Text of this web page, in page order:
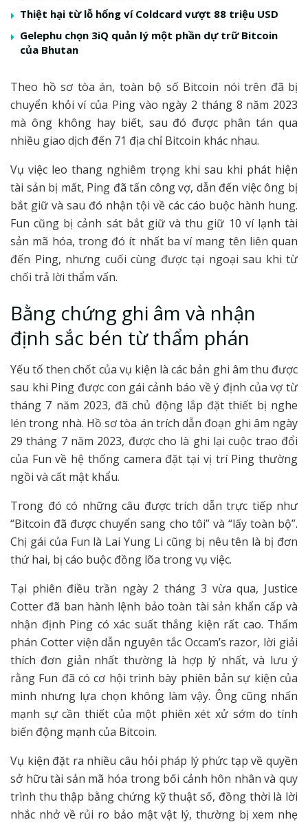
Thiệt hại từ lỗ hổng ví Coldcard vượt 88 triệu USD
Gelephu chọn 3iQ quản lý một phần dự trữ Bitcoin
của Bhutan
Theo hồ sơ tòa án, toàn bộ số Bitcoin nói trên đã bị
chuyển khỏi ví của Ping vào ngày 2 tháng 8 năm 2023
mà ông không hay biết, sau đó được phân tán qua
nhiều giao dịch đến 71 địa chỉ Bitcoin khác nhau.
Vụ việc leo thang nghiêm trọng khi sau khi phát hiện
tài sản bị mất, Ping đã tấn công vợ, dẫn đến việc ông bị
bắt giữ và sau đó nhận tội về các cáo buộc hành hung.
Fun cũng bị cảnh sát bắt giữ và thu giữ 10 ví lạnh tài
sản mã hóa, trong đó ít nhất ba ví mang tên liên quan
đến Ping, nhưng cuối cùng được tại ngoại sau khi từ
chối trả lời thẩm vấn.
Bằng chứng ghi âm và nhận
định sắc bén từ thẩm phán
Yếu tố then chốt của vụ kiện là các bản ghi âm thu được
sau khi Ping được con gái cảnh báo về ý định của vợ từ
tháng 7 năm 2023, đã chủ động lắp đặt thiết bị nghe
lén trong nhà. Hồ sơ tòa án trích dẫn đoạn ghi âm ngày
29 tháng 7 năm 2023, được cho là ghi lại cuộc trao đổi
của Fun về hệ thống camera đặt tại vị trí Ping thường
ngồi và cất mật khẩu.
Trong đó có những câu được trích dẫn trực tiếp như
“Bitcoin đã được chuyển sang cho tôi” và “lấy toàn bộ”.
Chị gái của Fun là Lai Yung Li cũng bị nêu tên là bị đơn
thứ hai, bị cáo buộc đồng lõa trong vụ việc.
Tại phiên điều trần ngày 2 tháng 3 vừa qua, Justice
Cotter đã ban hành lệnh bảo toàn tài sản khẩn cấp và
nhận định Ping có xác suất thắng kiện rất cao. Thẩm
phán Cotter viện dẫn nguyên tắc Occam’s razor, lời giải
thích đơn giản nhất thường là hợp lý nhất, và lưu ý
rằng Fun đã có cơ hội trình bày phiên bản sự kiện của
mình nhưng lựa chọn không làm vậy. Ông cũng nhấn
mạnh sự cần thiết của một phiên xét xử sớm do tính
biến động mạnh của Bitcoin.
Vụ kiện đặt ra nhiều câu hỏi pháp lý phức tạp về quyền
sở hữu tài sản mã hóa trong bối cảnh hôn nhân và quy
trình thu thập bằng chứng kỹ thuật số, đồng thời là lời
nhắc nhở về rủi ro bảo mật vật lý, thường bị xem nhẹ